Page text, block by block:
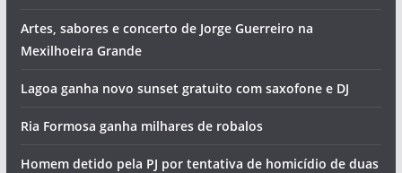
Artes, sabores e concerto de Jorge Guerreiro na
Mexilhoeira Grande
Lagoa ganha novo sunset gratuito com saxofone e DJ
Ria Formosa ganha milhares de robalos
Homem detido pela PJ por tentativa de homicídio de duas